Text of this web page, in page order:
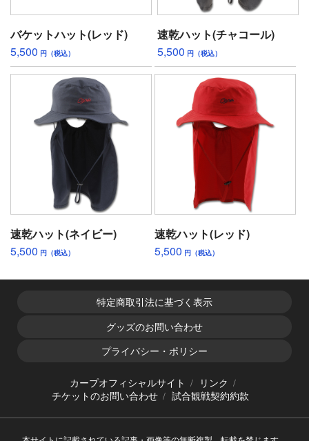
バケットハット(レッド)
5,500 円（税込）
速乾ハット(チャコール)
5,500 円（税込）
速乾ハット(ネイビー)
5,500 円（税込）
速乾ハット(レッド)
5,500 円（税込）
特定商取引法に基づく表示
グッズのお問い合わせ
プライバシー・ポリシー
カープオフィシャルサイト
リンク
チケットのお問い合わせ
試合観戦契約約款